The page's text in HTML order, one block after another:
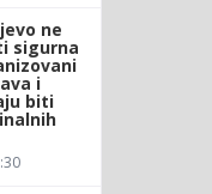
ne
sigurna
i
biti